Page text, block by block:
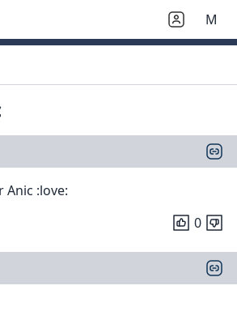
M
Anic :love:
0